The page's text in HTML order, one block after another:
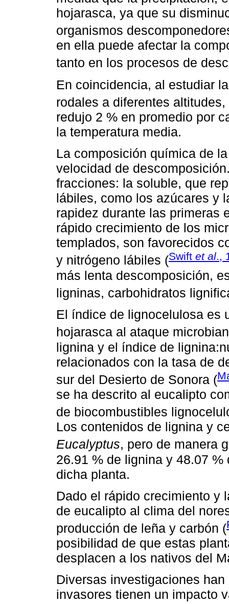
hojarasca, ya que su
organismos
en ella puede afectar la
tanto en los procesos de
En coincidencia, al estudiar
rodales a diferentes altitudes,
redujo 2 % en promedio por
la temperatura media.
La composición química de
velocidad de
fracciones: la soluble, que
lábiles, como los azúcares y
rapidez durante las primeras
rápido crecimiento de los
templados, son favorecidos
y nitrógeno lábiles (Swift et al.,
más lenta descomposición,
ligninas, carbohidratos
El índice de lignocelulosa es
hojarasca al ataque
lignina y el índice de
relacionados con la tasa de
sur del Desierto de Sonora (
se ha descrito al eucalipto
de biocombustibles
Los contenidos de lignina y
Eucalyptus, pero de manera
26.91 % de lignina y 48.07
dicha planta.
Dado el rápido crecimiento y
de eucalipto al clima del
producción de leña y carbón (
posibilidad de que estas
desplacen a los nativos del
Diversas investigaciones
invasores tienen un impacto